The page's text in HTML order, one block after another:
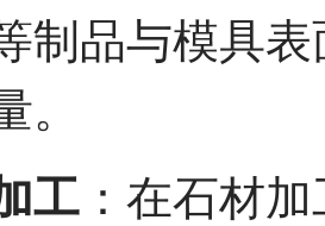
制品与模具
工 ：在石材